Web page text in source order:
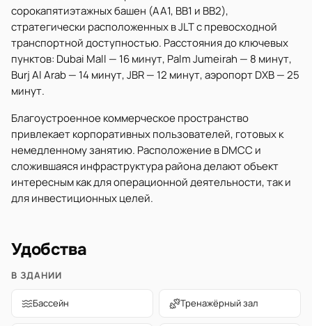
сорокапятиэтажных башен (AA1, BB1 и BB2),
стратегически расположенных в JLT с превосходной
транспортной доступностью. Расстояния до ключевых
пунктов: Dubai Mall — 16 минут, Palm Jumeirah — 8 минут,
Burj Al Arab — 14 минут, JBR — 12 минут, аэропорт DXB — 25
минут.
Благоустроенное коммерческое пространство
привлекает корпоративных пользователей, готовых к
немедленному занятию. Расположение в DMCC и
сложившаяся инфраструктура района делают объект
интересным как для операционной деятельности, так и
для инвестиционных целей.
Удобства
В ЗДАНИИ
Бассейн Тренажёрный зал